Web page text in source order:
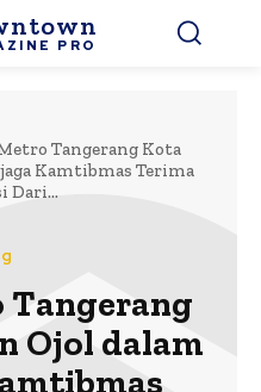
PRO
Tangerang Kota
Kamtibmas Terima
Dari...
Tangerang
Ojol dalam